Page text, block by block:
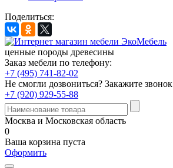
Поделиться:
ценные породы древесины
Заказ мебели по телефону:
+7 (495) 741-82-02
Не смогли дозвониться? Закажите
+7 (920) 929-55-88
Москва и Московская область
0
Ваша корзина пуста
Оформить